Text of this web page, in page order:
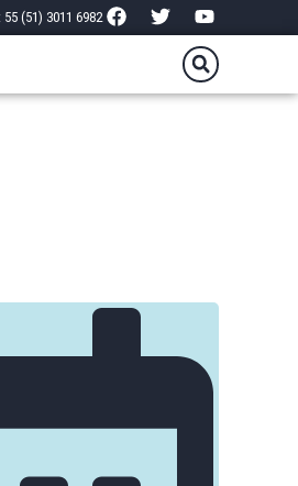
(51) 3011 6982